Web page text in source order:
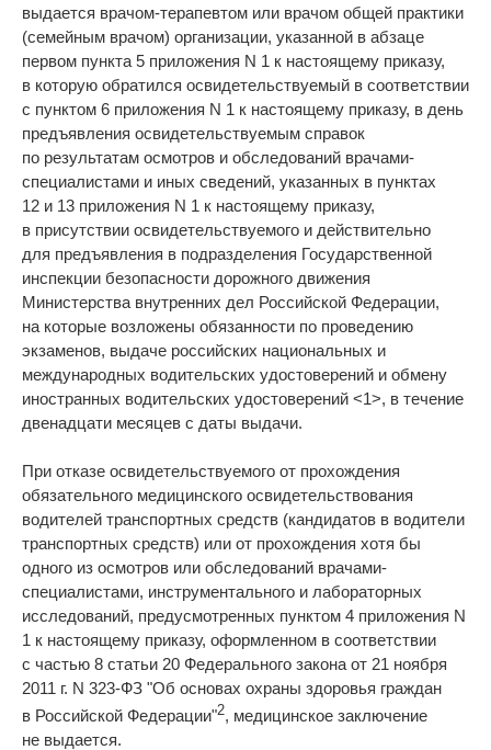
выдается врачом-терапевтом или врачом общей практики
(семейным врачом) организации, указанной в абзаце
первом пункта 5 приложения N 1 к настоящему приказу,
в которую обратился освидетельствуемый в соответствии
с пунктом 6 приложения N 1 к настоящему приказу, в день
предъявления освидетельствуемым справок
по результатам осмотров и обследований врачами-
специалистами и иных сведений, указанных в пунктах
12 и 13 приложения N 1 к настоящему приказу,
в присутствии освидетельствуемого и действительно
для предъявления в подразделения Государственной
инспекции безопасности дорожного движения
Министерства внутренних дел Российской Федерации,
на которые возложены обязанности по проведению
экзаменов, выдаче российских национальных и
международных водительских удостоверений и обмену
иностранных водительских удостоверений <1>, в течение
двенадцати месяцев с даты выдачи.
При отказе освидетельствуемого от прохождения
обязательного медицинского освидетельствования
водителей транспортных средств (кандидатов в водители
транспортных средств) или от прохождения хотя бы
одного из осмотров или обследований врачами-
специалистами, инструментального и лабораторных
исследований, предусмотренных пунктом 4 приложения N
1 к настоящему приказу, оформленном в соответствии
с частью 8 статьи 20 Федерального закона от 21 ноября
2011 г. N 323-ФЗ "Об основах охраны здоровья граждан
в Российской Федерации"2, медицинское заключение
не выдается.